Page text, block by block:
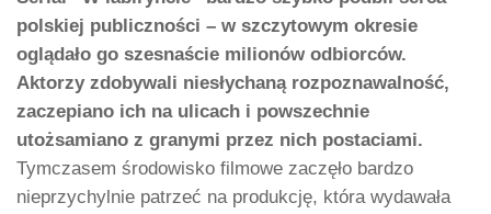
polskiej publiczności – w szczytowym okresie
oglądało go szesnaście milionów odbiorców.
Aktorzy zdobywali niesłychaną rozpoznawalność,
zaczepiano ich na ulicach i powszechnie
utożsamiano z granymi przez nich postaciami.
Tymczasem środowisko filmowe zaczęło bardzo
nieprzychylnie patrzeć na produkcję, która wydawała